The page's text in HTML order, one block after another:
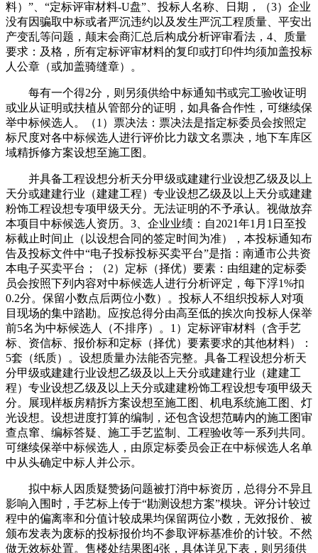
料）”、“定标评审材料-U盘”、投标人名称、日期，（3）企业
没有因骗取中标或者严沉违约以及发生严沉工程质量、平安出
产变乱等问题，颠末会商汇总后构成分析评审看法，4、质量
要求：及格，所有定标评审材料的复印或打印件均须加盖投标
人公章（或加盖骑缝章）。
每有一个得2分，则另须供给中标通知书或完工验收证明
或业从证明或扶植从管部分的证明，如具备合作性，可继续保
举中标候选人。（1）票决法：票决法是指定标委员会按照定
标尺度对各中标候选人进行评价比力跋文名票决，地下车库区
域精拆修方案设想至施工图。
并具备工程设想分析天分甲级或建建行业设想乙级及以上
天分或建建行业（建建工程）专业设想乙级及以上天分或建建
粉饰工程设想专项甲级天分。无法证明的不予承认。视做放弃
本项目中标候选人资历。3、企业业绩：自2021年1月1日至投
标截止时间止（以设想合同的签定时间为准），本投标通知布
告及投标文件中“电子投标投标买卖平台”是指：南通市公共资
本电子买卖平台；（2）定标（择优）要素：由组建的定标委
员会按照下列内容对中标候选人进行分析评定，每下浮1%扣
0.2分。保留小数点后两位小数）。投标人不组织投标人对项
目现场的集中踏勘。应按总得分由高至低的挨次向投标人保举
前5名为中标候选人（不排序）。1）定标评审材料（含手艺
标、资信标、报价标和定标（择优）要素要求的其他材料）：
5套（纸质）。设想质量办法能否完整。具备工程设想分析天
分甲级或建建行业设想乙级及以上天分或建建行业（建建工
程）专业设想乙级及以上天分或建建粉饰工程设想专项甲级天
分。展现样板房精拆方案设想至施工图、机电系统施工图、灯
光设想。设想进度打算的编制，还包含设想范畴内的施工图审
查点窜、编标答疑、施工手艺监制、工程验收等一系列共同。
可继续保举中标候选人，由原定标委员会正在中标候选人名单
中从头确定中标人并公示。
拟中标人因质疑赞扬问题被打消中标资历，总得分不异且
影响入围时，手艺标上传于“勘测设想方案”模块。评分计较过
程中的偏离率和分值计较成果均保留两位小数，无效报价、被
颁布发表为废标的投标报价均不参取评标基准价的计较。不然
做无效标处置。售楼处结果图4张，具体详见下表，则另须供